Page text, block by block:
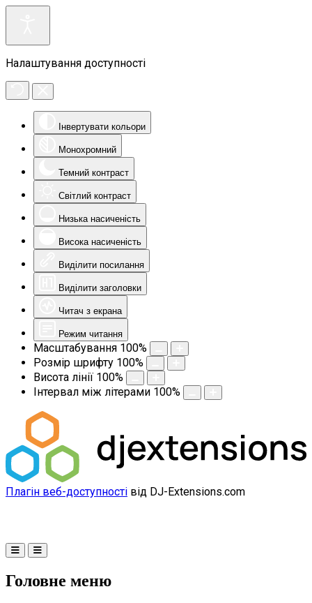
Налаштування доступності
Інвертувати кольори
Монохромний
Темний контраст
Світлий контраст
Низька насиченість
Висока насиченість
Виділити посилання
Виділити заголовки
Читач з екрана
Режим читання
Масштабування 100%
Розмір шрифту 100%
Висота лінії 100%
Інтервал між літерами 100%
Плагін веб-доступності від DJ-Extensions.com
Головне меню